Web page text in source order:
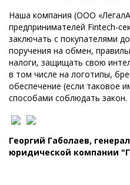
Наша компания (ООО
предпринимателей Fintech-
заключать с покупателями
поручения на обмен,
налоги, защищать свою
в том числе на логотипы,
обеспечение (если таковое
способами соблюдать закон.
Георгий Габолаев,
юридической компании